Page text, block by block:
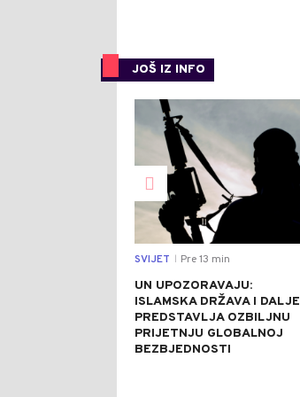
JOŠ IZ INFO
SVIJET Pre 13 min
UN UPOZORAVAJU:
ISLAMSKA DRŽAVA I DALJE
PREDSTAVLJA OZBILJNU
PRIJETNJU GLOBALNOJ
BEZBJEDNOSTI